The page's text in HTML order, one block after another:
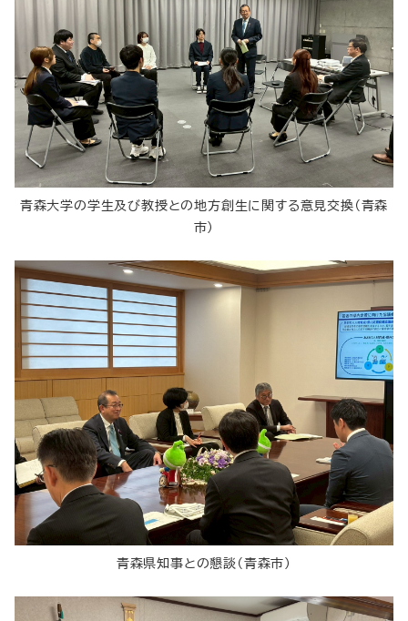
青森大学の学生及び教授との地方創生に関する意見交換（青森
市）
青森県知事との懇談（青森市）